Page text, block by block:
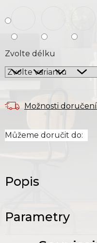
Zvolte délku
Můžeme doručit do:
Možnosti doručení
Popis
Parametry